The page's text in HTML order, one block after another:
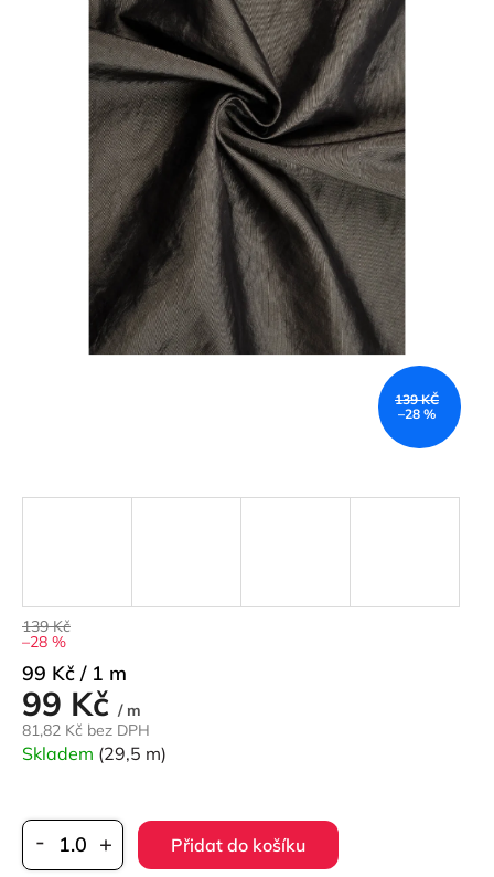
139 KČ
–28 %
139 Kč
–28 %
99 Kč / m
81,82 Kč bez DPH
Měrná
cena:
99 Kč / 1 m
Skladem (29,5 m)
Přidat do košíku